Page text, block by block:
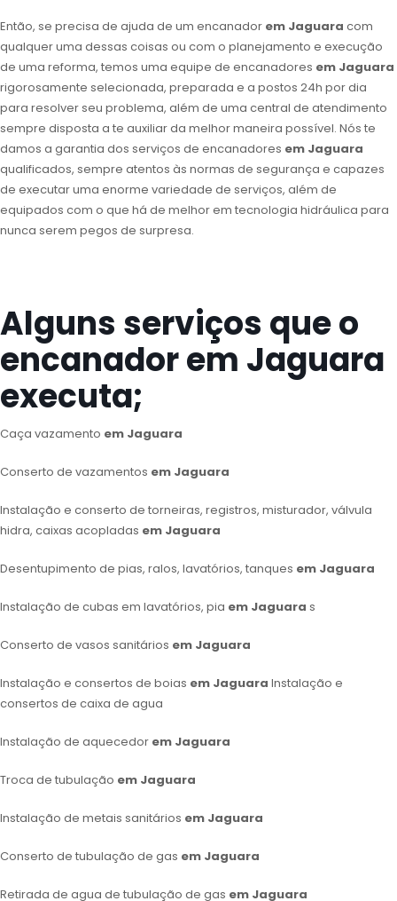
Então, se precisa de ajuda de um encanador em Jaguara com
qualquer uma dessas coisas ou com o planejamento e execução
de uma reforma, temos uma equipe de encanadores em Jaguara
rigorosamente selecionada, preparada e a postos 24h por dia
para resolver seu problema, além de uma central de atendimento
sempre disposta a te auxiliar da melhor maneira possível. Nós te
damos a garantia dos serviços de encanadores em Jaguara
qualificados, sempre atentos às normas de segurança e capazes
de executar uma enorme variedade de serviços, além de
equipados com o que há de melhor em tecnologia hidráulica para
nunca serem pegos de surpresa.
Alguns serviços que o
encanador em Jaguara
executa;
Caça vazamento em Jaguara
Conserto de vazamentos em Jaguara
Instalação e conserto de torneiras, registros, misturador, válvula
hidra, caixas acopladas em Jaguara
Desentupimento de pias, ralos, lavatórios, tanques em Jaguara
Instalação de cubas em lavatórios, pia em Jaguara s
Conserto de vasos sanitários em Jaguara
Instalação e consertos de boias em Jaguara Instalação e
consertos de caixa de agua
Instalação de aquecedor em Jaguara
Troca de tubulação em Jaguara
Instalação de metais sanitários em Jaguara
Conserto de tubulação de gas em Jaguara
Retirada de agua de tubulação de gas em Jaguara